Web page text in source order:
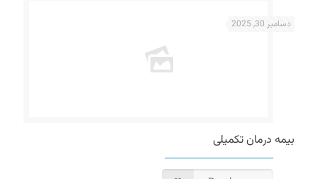
دسامبر 30, 2025
بیمه درمان تکمیلی